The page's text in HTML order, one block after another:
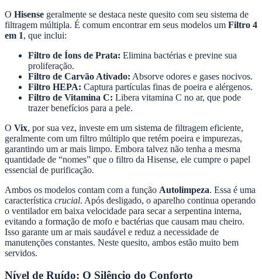
O Hisense geralmente se destaca neste quesito com seu sistema de
filtragem múltipla. É comum encontrar em seus modelos um Filtro 4
em 1, que inclui:
Filtro de Íons de Prata: Elimina bactérias e previne sua
proliferação.
Filtro de Carvão Ativado: Absorve odores e gases nocivos.
Filtro HEPA: Captura partículas finas de poeira e alérgenos.
Filtro de Vitamina C: Libera vitamina C no ar, que pode
trazer benefícios para a pele.
O Vix, por sua vez, investe em um sistema de filtragem eficiente,
geralmente com um filtro múltiplo que retém poeira e impurezas,
garantindo um ar mais limpo. Embora talvez não tenha a mesma
quantidade de “nomes” que o filtro da Hisense, ele cumpre o papel
essencial de purificação.
Ambos os modelos contam com a função Autolimpeza. Essa é uma
característica crucial. Após desligado, o aparelho continua operando
o ventilador em baixa velocidade para secar a serpentina interna,
evitando a formação de mofo e bactérias que causam mau cheiro.
Isso garante um ar mais saudável e reduz a necessidade de
manutenções constantes. Neste quesito, ambos estão muito bem
servidos.
Nível de Ruído: O Silêncio do Conforto